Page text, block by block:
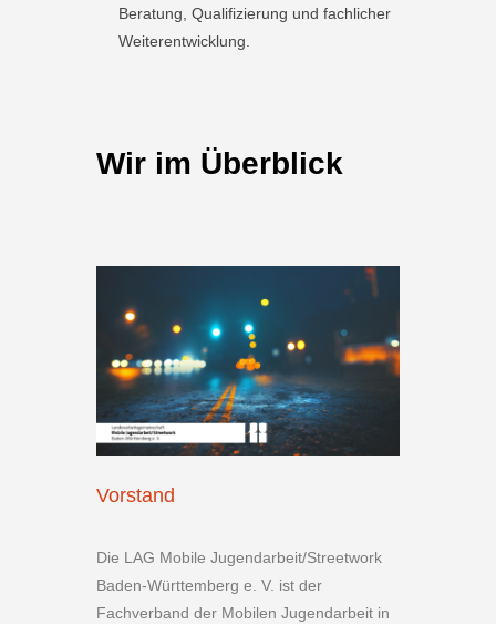
Beratung, Qualifizierung und fachlicher
Weiterentwicklung.
Wir im Überblick
Vorstand
Die LAG Mobile Jugendarbeit/Streetwork
Baden-Württemberg e. V. ist der
Fachverband der Mobilen Jugendarbeit in